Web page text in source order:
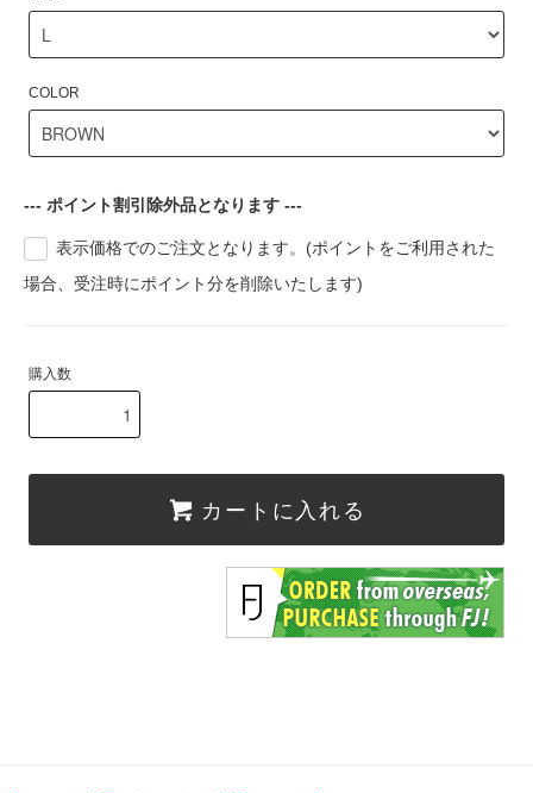
COLOR
--- ポイント割引除外品となります ---
表示価格でのご注文となります。(ポイントをご利用された
場合、受注時にポイント分を削除いたします)
購入数
カートに入れる